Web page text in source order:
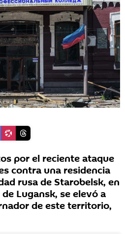
por el reciente ataque
contra una residencia
rusa de Starobelsk, en
Lugansk, se elevó a
de este territorio,